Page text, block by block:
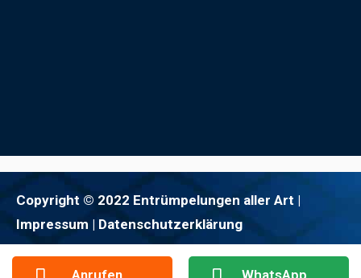
Copyright © 2022 Entrümpelungen aller Art |
Impressum | Datenschutzerklärung
Anrufen WhatsApp